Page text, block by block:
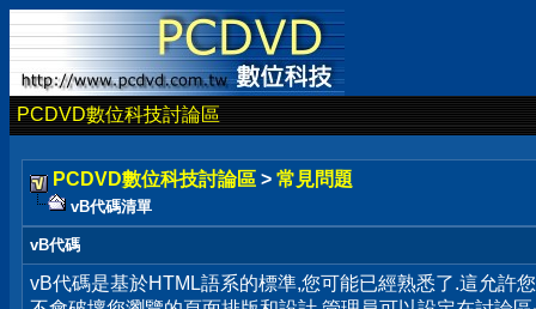
PCDVD數位科技討論區
PCDVD數位科技討論區 > 常見問題
vB代碼清單
vB代碼
vB代碼是基於HTML語系的標準,您可能已經熟悉了.這允許